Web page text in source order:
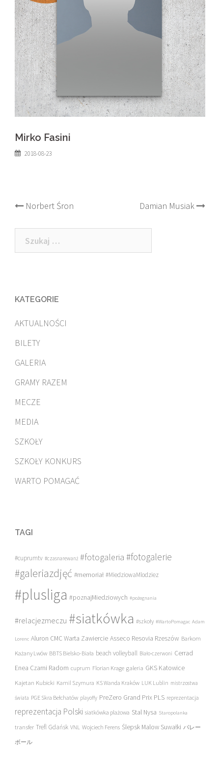
Mirko Fasini
2018-08-23
Post
navigation
Norbert Śron Damian Musiak
Szukaj:
KATEGORIE
AKTUALNOŚCI
BILETY
GALERIA
GRAMY RAZEM
MECZE
MEDIA
SZKOŁY
SZKOŁY KONKURS
WARTO POMAGAĆ
TAGI
#cuprumtv #czasnarewanż #fotogaleria #fotogalerie
#galeriazdjęć #memoriał #MiedziowaMlodziez
#plusliga #poznajMiedziowych #pożegnania
#relacjezmeczu #siatkówka #szkoły #WartoPomagac Adam
Lorenc Aluron CMC Warta Zawiercie Asseco Resovia Rzeszów Barkom
Każany Lwów BBTS Bielsko-Biała beach volleyball Biało-czerwoni Cerrad
Enea Czarni Radom cuprum Florian Krage galeria GKS Katowice
Kajetan Kubicki Kamil Szymura KS Wanda Kraków LUK Lublin mistrzostwa
świata PGE Skra Bełchatów playoffy PreZero Grand Prix PLS reprezentacja
reprezentacja Polski siatkówka plażowa Stal Nysa Staropolanka
transfer Trefl Gdańsk VNL Wojciech Ferens Ślepsk Malow Suwałki バレー
ボール